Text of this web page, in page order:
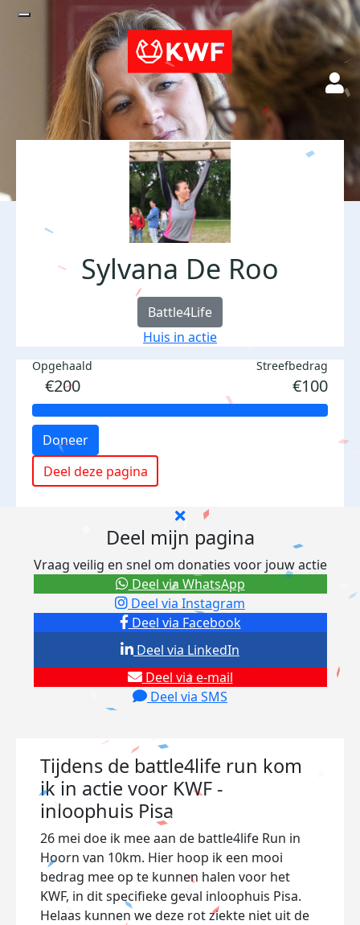
Sylvana De Roo
Battle4Life
Huis in actie
Opgehaald
€200
Streefbedrag
€100
Doneer
Deel deze pagina
Deel mijn pagina
Vraag veilig en snel om donaties voor jouw actie
Deel via Facebook
Deel via Instagram
Deel via e-mail
Deel via SMS
Deel via LinkedIn
Deel via WhatsApp
Tijdens de battle4life run kom
ik in actie voor KWF -
inloophuis Pisa
26 mei doe ik mee aan de battle4life Run in
Hoorn van 10km. Hier hoop ik een mooi
bedrag mee op te kunnen halen voor het
KWF, in dit specifieke geval inloophuis Pisa.
Helaas kunnen we deze rot ziekte niet uit de